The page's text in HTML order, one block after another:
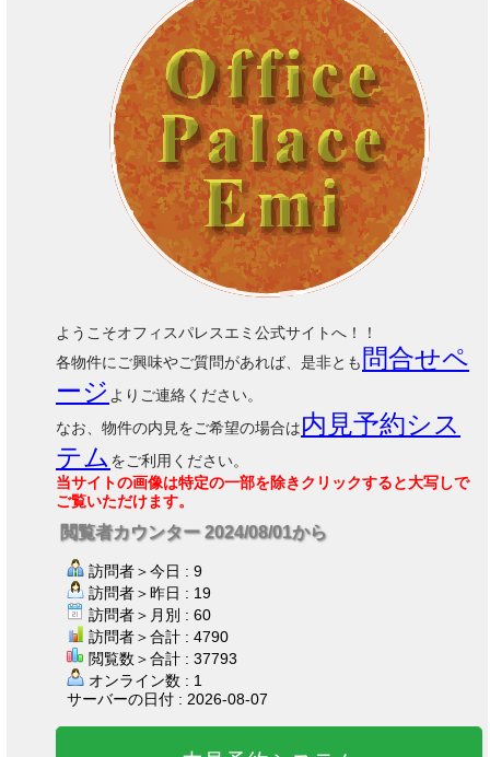
ようこそオフィスパレスエミ公式サイトへ！！
各物件にご興味やご質問があれば、是非とも 問合せペ
ージ よりご連絡ください。
なお、物件の内見をご希望の場合は内見予約シス
テム をご利用ください。
当サイトの画像は特定の一部を除きクリックすると大写しで
ご覧いただけます。
閲覧者カウンター 2024/08/01から
訪問者＞今日 : 9
訪問者＞昨日 : 19
訪問者＞月別 : 60
訪問者＞合計 : 4790
閲覧数＞合計 : 37793
オンライン数 : 1
サーバーの日付 : 2026-08-07